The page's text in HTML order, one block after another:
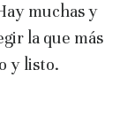
muchas y
la que más
y listo.